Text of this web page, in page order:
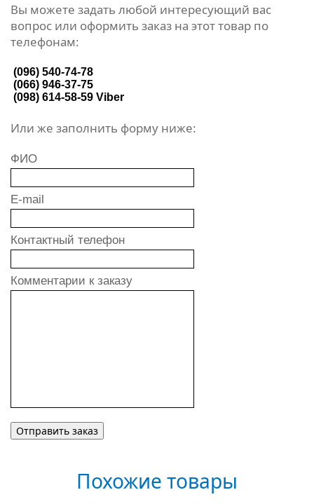
Вы можете задать любой интересующий вас
вопрос или оформить заказ на этот товар по
телефонам:
(096) 540-74-78
(066) 946-37-75
(098) 614-58-59 Viber
Или же заполнить форму ниже:
ФИО
E-mail
Контактный телефон
Комментарии к заказу
Похожие товары